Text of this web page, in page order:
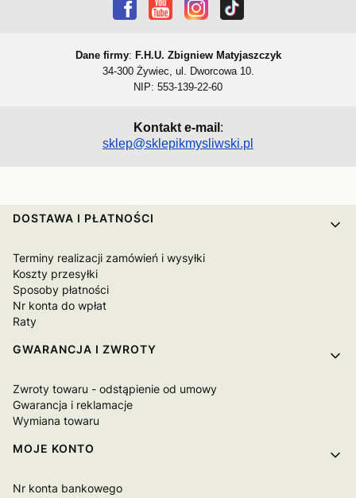
Dane firmy: F.H.U. Zbigniew Matyjaszczyk
34-300 Żywiec, ul. Dworcowa 10.
NIP: 553-139-22-60
Kontakt e-mail :
sklep@sklepikmysliwski.pl
Linki w stopce
DOSTAWA I PŁATNOŚCI
Terminy realizacji zamówień i wysyłki
Koszty przesyłki
Sposoby płatności
Nr konta do wpłat
Raty
GWARANCJA I ZWROTY
Zwroty towaru - odstąpienie od umowy
Gwarancja i reklamacje
Wymiana towaru
MOJE KONTO
Nr konta bankowego